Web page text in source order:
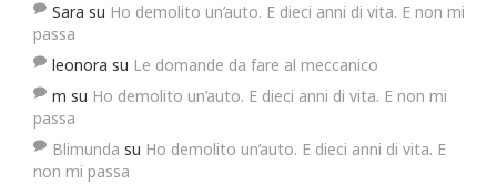
Sara su Ho demolito un’auto. E dieci anni di vita. E non mi
passa
leonora su Le domande da fare al meccanico
m su Ho demolito un’auto. E dieci anni di vita. E non mi
passa
Blimunda su Ho demolito un’auto. E dieci anni di vita. E
non mi passa